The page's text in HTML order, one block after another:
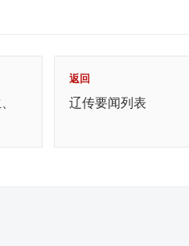
返回
辽传要闻列表